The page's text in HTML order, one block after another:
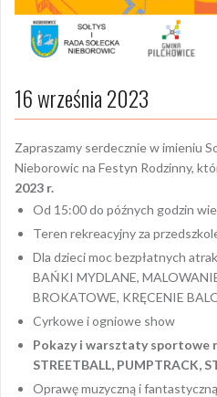
16 września 2023
Zapraszamy serdecznie w imieniu
Nieborowic na Festyn Rodzinny,
2023 r.
Od 15:00 do późnych godzin
Teren rekreacyjny za
Dla dzieci moc bezpłatnych
BAŃKI MYDLANE,
BROKATOWE, KRĘCENIE
Cyrkowe i ogniowe show
Pokazy i warsztaty sportowe
STREETBALL, PUMPTRACK,
Oprawę muzyczną i